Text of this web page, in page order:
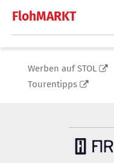
FlohMARKT
Werben auf STOL
Tourentipps